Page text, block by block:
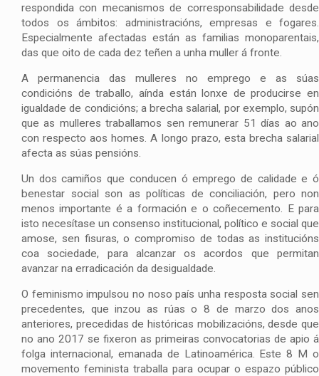
respondida con mecanismos de corresponsabilidade desde
todos os ámbitos: administracións, empresas e fogares.
Especialmente afectadas están as familias monoparentais,
das que oito de cada dez teñen a unha muller á fronte.
A permanencia das mulleres no emprego e as súas
condicións de traballo, aínda están lonxe de producirse en
igualdade de condicións; a brecha salarial, por exemplo, supón
que as mulleres traballamos sen remunerar 51 días ao ano
con respecto aos homes. A longo prazo, esta brecha salarial
afecta as súas pensións.
Un dos camiños que conducen ó emprego de calidade e ó
benestar social son as políticas de conciliación, pero non
menos importante é a formación e o coñecemento. E para
isto necesítase un consenso institucional, político e social que
amose, sen fisuras, o compromiso de todas as institucións
coa sociedade, para alcanzar os acordos que permitan
avanzar na erradicación da desigualdade.
O feminismo impulsou no noso país unha resposta social sen
precedentes, que inzou as rúas o 8 de marzo dos anos
anteriores, precedidas de históricas mobilizacións, desde que
no ano 2017 se fixeron as primeiras convocatorias de apio á
folga internacional, emanada de Latinoamérica. Este 8 M o
movemento feminista traballa para ocupar o espazo público